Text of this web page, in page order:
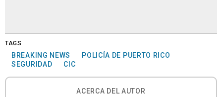
TAGS
BREAKING NEWS
POLICÍA DE PUERTO RICO
SEGURIDAD
CIC
ACERCA DEL AUTOR